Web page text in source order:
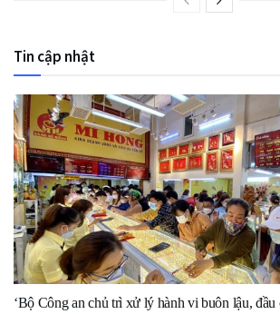
Tin cập nhật
‘Bộ Công an chủ trì xử lý hành vi buôn lậu, đầu